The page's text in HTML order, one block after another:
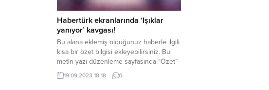
Habertürk ekranlarında ‘Işıklar
yanıyor’ kavgası!
Bu alana eklemiş olduğunuz haberle ilgili
kısa bir özet bilgisi ekleyebilirsiniz. Bu
metin yazı düzenleme sayfasında “Özet”
bölümünden eklenebilir. Özet
eklenmişse başlık altında kalın olarak bu
19.09.2023 18:18 0